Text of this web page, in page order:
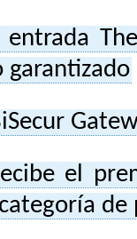
entrada
garantizado
el
de